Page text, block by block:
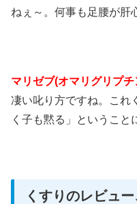
ねぇ～。何事も足腰が肝
マリゼブ(オマリグリプチ
凄い叱り方ですね。これ
く子も黙る」ということ
くすりのレビュ